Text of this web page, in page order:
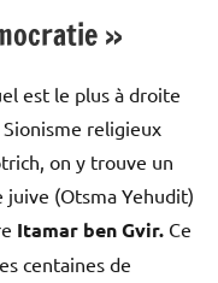
»
est le plus à droite
religieux
on y trouve un
(Otsma Yehudit)
Itamar ben Gvir. Ce
centaines de